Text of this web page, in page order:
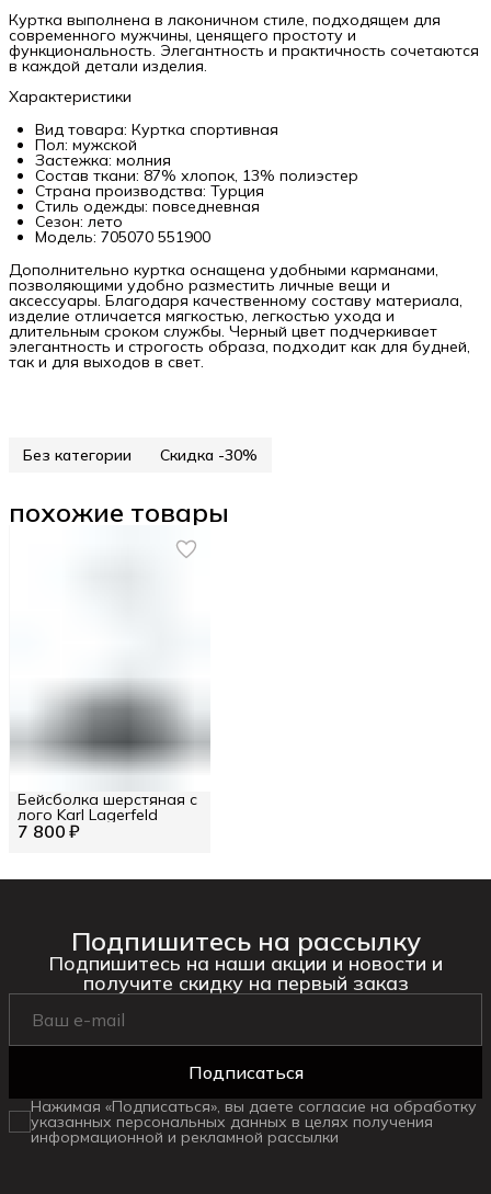
Куртка выполнена в лаконичном стиле, подходящем для
современного мужчины, ценящего простоту и
функциональность. Элегантность и практичность сочетаются
в каждой детали изделия.
Характеристики
Вид товара: Куртка спортивная
Пол: мужской
Застежка: молния
Состав ткани: 87% хлопок, 13% полиэстер
Страна производства: Турция
Стиль одежды: повседневная
Сезон: лето
Модель: 705070 551900
Дополнительно куртка оснащена удобными карманами,
позволяющими удобно разместить личные вещи и
аксессуары. Благодаря качественному составу материала,
изделие отличается мягкостью, легкостью ухода и
длительным сроком службы. Черный цвет подчеркивает
элегантность и строгость образа, подходит как для будней,
так и для выходов в свет.
Без категории Скидка -30%
похожие товары
7 800 ₽
Бейсболка шерстяная с
лого Karl Lagerfeld
Подпишитесь на рассылку
Подпишитесь на наши акции и новости и
получите скидку на первый заказ
Подписаться
Нажимая «Подписаться», вы даете согласие на обработку
указанных персональных данных в целях получения
информационной и рекламной рассылки